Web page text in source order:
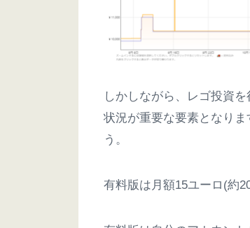
しかしながら、レゴ投資
状況が重要な要素となり
う。
有料版は月額15ユーロ(約